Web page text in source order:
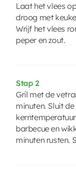
Laat het vlees
droog met
Wrijf het vlees
peper en zout.
Stap 2
Gril met de
minuten. Sluit
barbecue en
minuten rusten.